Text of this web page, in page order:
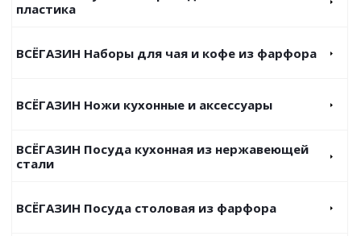
пластика
ВСЁГАЗИН Наборы для чая и кофе из фарфора
ВСЁГАЗИН Ножи кухонные и аксессуары
ВСЁГАЗИН Посуда кухонная из нержавеющей
стали
ВСЁГАЗИН Посуда столовая из фарфора